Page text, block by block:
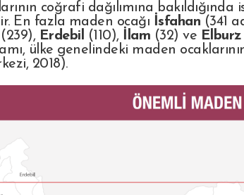
coğrafi dağılımına
En fazla maden ocağı İsfahan (341
(239), Erdebil (110), İlam (32) ve Elburz
ülke genelindeki maden
2018).